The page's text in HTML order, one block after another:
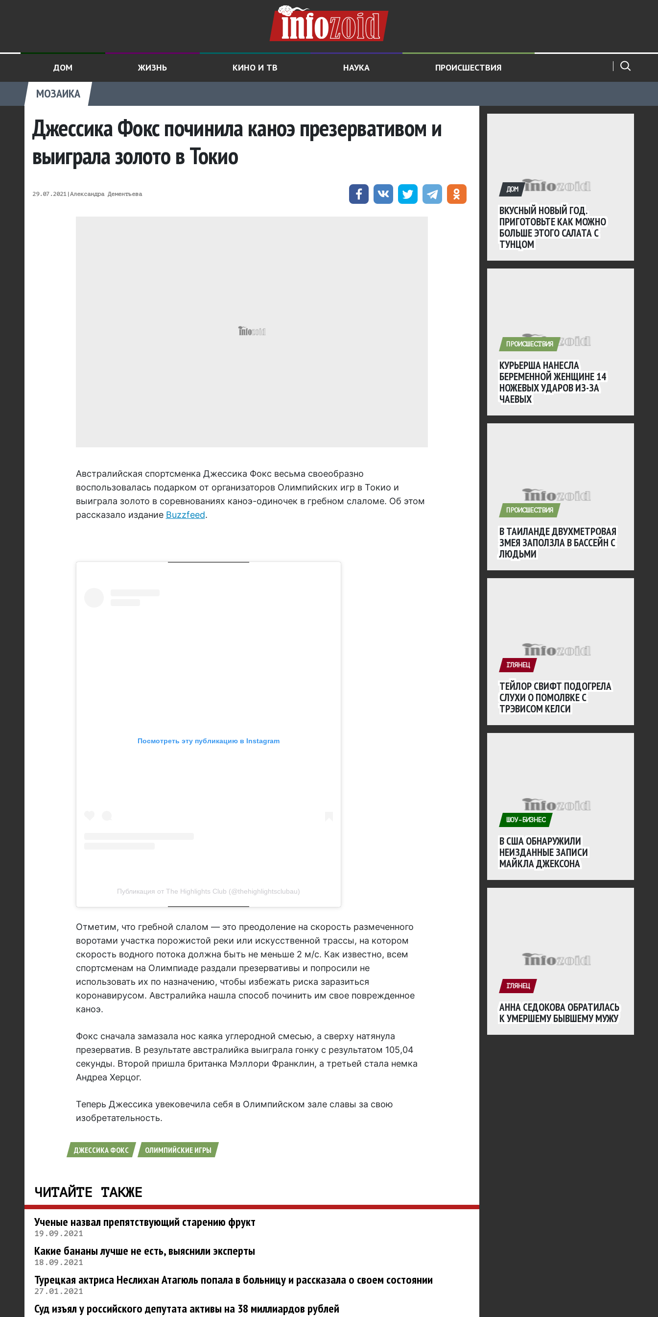
ДОМ ЖИЗНЬ КИНО И ТВ НАУКА ПРОИСШЕСТВИЯ
МОЗАИКА
Джессика Фокс починила каноэ презервативом и
выиграла золото в Токио
29.07.2021 |Александра Дементьева
Австралийская спортсменка Джессика Фокс весьма своеобразно
воспользовалась подарком от организаторов Олимпийских игр в Токио и
выиграла золото в соревнованиях каноэ-одиночек в гребном слаломе. Об этом
рассказало издание Buzzfeed.
Посмотреть эту публикацию в Instagram
Публикация от The Highlights Club (@thehighlightsclubau)
Отметим, что гребной слалом — это преодоление на скорость размеченного
воротами участка порожистой реки или искусственной трассы, на котором
скорость водного потока должна быть не меньше 2 м/с. Как известно, всем
спортсменам на Олимпиаде раздали презервативы и попросили не
использовать их по назначению, чтобы избежать риска заразиться
коронавирусом. Австралийка нашла способ починить им свое поврежденное
каноэ.
Фокс сначала замазала нос каяка углеродной смесью, а сверху натянула
презерватив. В результате австралийка выиграла гонку с результатом 105,04
секунды. Второй пришла британка Мэллори Франклин, а третьей стала немка
Андреа Херцог.
Теперь Джессика увековечила себя в Олимпийском зале славы за свою
изобретательность.
ДЖЕССИКА ФОКС ОЛИМПИЙСКИЕ ИГРЫ
ЧИТАЙТЕ ТАКЖЕ
Ученые назвал препятствующий старению фрукт
19.09.2021
Какие бананы лучше не есть, выяснили эксперты
18.09.2021
Турецкая актриса Неслихан Атагюль попала в больницу и рассказала о своем состоянии
27.01.2021
Суд изъял у российского депутата активы на 38 миллиардов рублей
ДОМ
ВКУСНЫЙ НОВЫЙ ГОД.
ПРИГОТОВЬТЕ КАК МОЖНО
БОЛЬШЕ ЭТОГО САЛАТА С
ТУНЦОМ
ПРОИСШЕСТВИЯ
КУРЬЕРША НАНЕСЛА
БЕРЕМЕННОЙ ЖЕНЩИНЕ 14
НОЖЕВЫХ УДАРОВ ИЗ-ЗА
ЧАЕВЫХ
ПРОИСШЕСТВИЯ
В ТАИЛАНДЕ ДВУХМЕТРОВАЯ
ЗМЕЯ ЗАПОЛЗЛА В БАССЕЙН С
ЛЮДЬМИ
ГЛЯНЕЦ
ТЕЙЛОР СВИФТ ПОДОГРЕЛА
СЛУХИ О ПОМОЛВКЕ С
ТРЭВИСОМ КЕЛСИ
ШОУ-БИЗНЕС
В США ОБНАРУЖИЛИ
НЕИЗДАННЫЕ ЗАПИСИ
МАЙКЛА ДЖЕКСОНА
ГЛЯНЕЦ
АННА СЕДОКОВА ОБРАТИЛАСЬ
К УМЕРШЕМУ БЫВШЕМУ МУЖУ